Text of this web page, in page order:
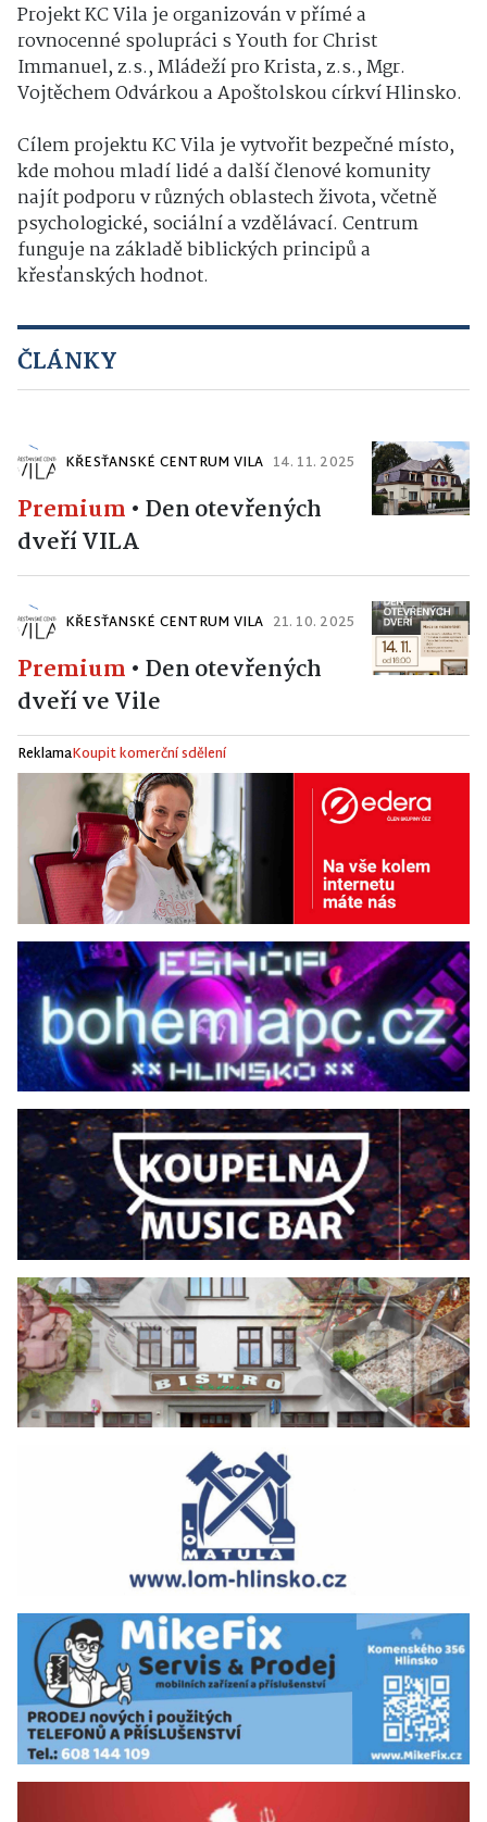
Projekt KC Vila je organizován v přímé a
rovnocenné spolupráci s Youth for Christ
Immanuel, z.s., Mládeží pro Krista, z.s., Mgr.
Vojtěchem Odvárkou a Apoštolskou církví Hlinsko.
Cílem projektu KC Vila je vytvořit bezpečné místo,
kde mohou mladí lidé a další členové komunity
najít podporu v různých oblastech života, včetně
psychologické, sociální a vzdělávací. Centrum
funguje na základě biblických principů a
křesťanských hodnot.
ČLÁNKY
KŘESŤANSKÉ CENTRUM VILA 14. 11. 2025
Premium • Den otevřených
dveří VILA
KŘESŤANSKÉ CENTRUM VILA 21. 10. 2025
Premium • Den otevřených
dveří ve Vile
ReklamaKoupit komerční sdělení